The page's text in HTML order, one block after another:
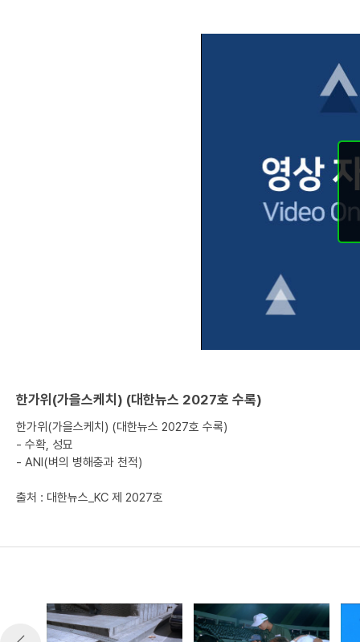
한가위(가을스케치) (대한뉴스 2027호 수록)
한가위(가을스케치) (대한뉴스 2027호 수록)
- 수확, 성묘
- ANI(벼의 병해충과 천적)
출처 : 대한뉴스_KC 제 2027호